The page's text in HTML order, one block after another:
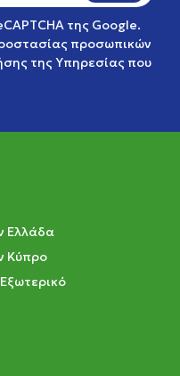
της Google.
προσωπικών
της Υπηρεσίας που
Ελλάδα
Κύπρο